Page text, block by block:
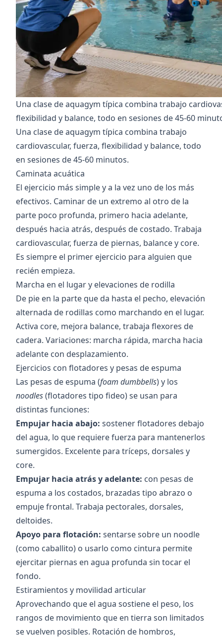
Una clase de aquagym típica combina trabajo
flexibilidad y balance, todo en sesiones de 45-60
Una clase de aquagym típica combina trabajo
cardiovascular, fuerza, flexibilidad y balance, todo
en sesiones de 45-60 minutos.
Caminata acuática
El ejercicio más simple y a la vez uno de los más
efectivos. Caminar de un extremo al otro de la
parte poco profunda, primero hacia adelante,
después hacia atrás, después de costado. Trabaja
cardiovascular, fuerza de piernas, balance y core.
Es siempre el primer ejercicio para alguien que
recién empieza.
Marcha en el lugar y elevaciones de rodilla
De pie en la parte que da hasta el pecho, elevación
alternada de rodillas como marchando en el lugar.
Activa core, mejora balance, trabaja flexores de
cadera. Variaciones: marcha rápida, marcha hacia
adelante con desplazamiento.
Ejercicios con flotadores y pesas de espuma
Las pesas de espuma (foam dumbbells) y los
noodles(flotadores tipo fideo) se usan para
distintas funciones:
Empujar hacia abajo: sostener flotadores debajo
del agua, lo que requiere fuerza para mantenerlos
sumergidos. Excelente para tríceps, dorsales y
core.
Empujar hacia atrás y adelante: con pesas de
espuma a los costados, brazadas tipo abrazo o
empuje frontal. Trabaja pectorales, dorsales,
deltoides.
Apoyo para flotación: sentarse sobre un noodle
(como caballito) o usarlo como cintura permite
ejercitar piernas en agua profunda sin tocar el
fondo.
Estiramientos y movilidad articular
Aprovechando que el agua sostiene el peso, los
rangos de movimiento que en tierra son limitados
se vuelven posibles. Rotación de hombros,